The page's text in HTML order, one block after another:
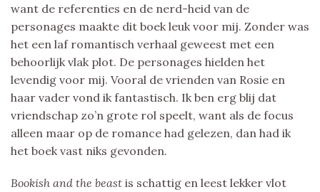
want de referenties en de nerd-heid van de
personages maakte dit boek leuk voor mij. Zonder was
het een laf romantisch verhaal geweest met een
behoorlijk vlak plot. De personages hielden het
levendig voor mij. Vooral de vrienden van Rosie en
haar vader vond ik fantastisch. Ik ben erg blij dat
vriendschap zo’n grote rol speelt, want als de focus
alleen maar op de romance had gelezen, dan had ik
het boek vast niks gevonden.
Bookish and the beast is schattig en leest lekker vlot